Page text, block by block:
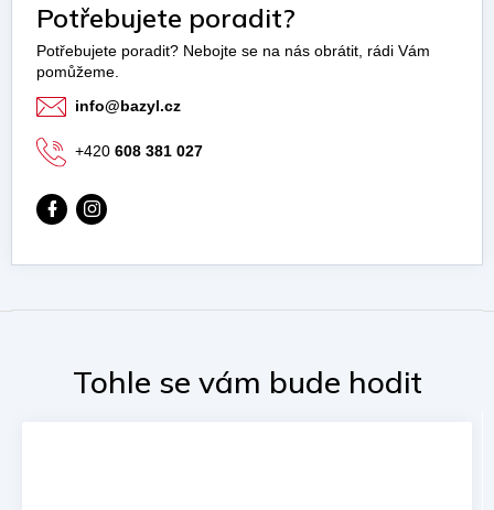
Potřebujete poradit?
info@bazyl.cz
+420 608 381 027